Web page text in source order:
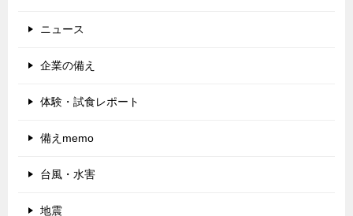
ニュース
企業の備え
体験・試食レポート
備えmemo
台風・水害
地震